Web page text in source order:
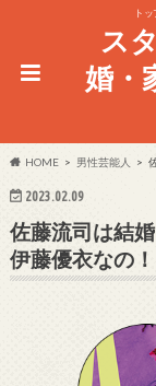
ト
ス
婚・
HOME 男性芸能人
2023.02.09
佐藤流司は結
伊藤優衣なの！